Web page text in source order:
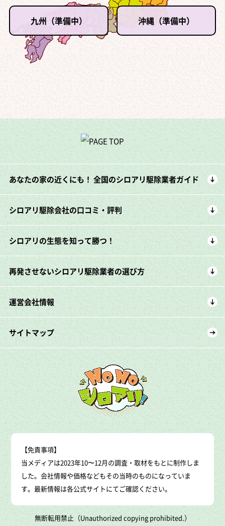
九州（準備中） 沖縄（準備中）
あなたの家の近くにも！ 全国のシロアリ駆除業者ガイド
シロアリ駆除会社の口コミ・評判
シロアリの生態を知って勝つ！
再発させないシロアリ駆除業者の選び方
運営会社情報
サイトマップ
【免責事項】
当メディアは2023年10〜12月の調査・取材をもとに制作しま
した。会社情報や価格などもその当時のものになっていま
す。最新情報は各公式サイトにてご確認ください。
無断転用禁止（Unauthorized copying prohibited.）